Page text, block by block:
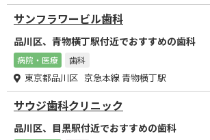
サンフラワービル歯科
品川区、青物横丁駅付近でおすすめの歯科
病院・医療 歯科
東京都品川区 京急本線 青物横丁駅
サウジ歯科クリニック
品川区、目黒駅付近でおすすめの歯科